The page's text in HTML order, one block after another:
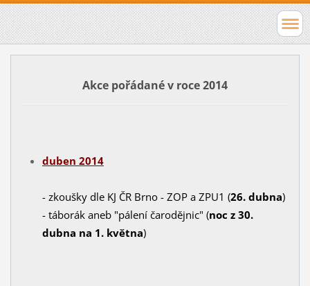
Akce pořádané v roce 2014
duben 2014
- zkoušky dle KJ ČR Brno - ZOP a ZPU1 (26. dubna)
- táborák aneb "pálení čarodějnic" (noc z 30.
dubna na 1. května)